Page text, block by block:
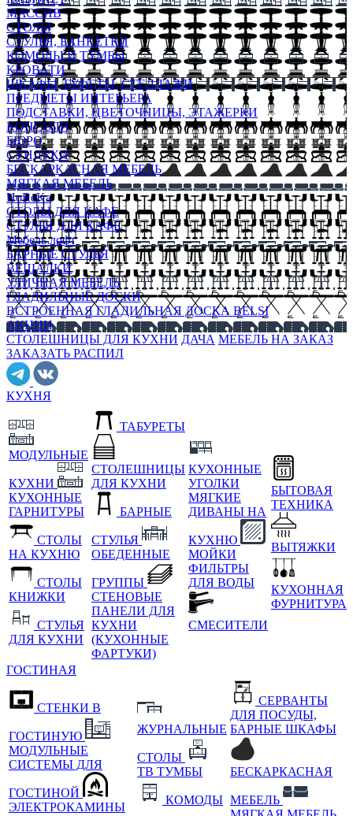
МАССИВ
СТОЛЫ
СТУЛЬЯ, БАНКЕТКИ
КОМОДЫ И ТУМБЫ
КРОВАТИ
ШКАФЫ, БУФЕТЫ, СТЕЛЛАЖИ
ПРЕДМЕТЫ ИНТЕРЬЕРА
ПОДСТАВКИ, ЦВЕТОЧНИЦЫ, ЭТАЖЕРКИ
КОНСОЛИ
БЮРО
СУНДУКИ
БЕСКАРКАСНАЯ МЕБЕЛЬ
МЯГКАЯ МЕБЕЛЬ
HoReKa
СТОЛЫ ДЛЯ КАФЕ
СТУЛЬЯ ДЛЯ КАФЕ
Мебель лофт
БАРНЫЕ СТУЛЬЯ
ВЕШАЛКИ
УЛИЧНАЯ МЕБЕЛЬ
ГЛАДИЛЬНЫЕ ДОСКИ
ВСТРОЕННАЯ ГЛАДИЛЬНАЯ ДОСКА BELSI
АКЦИИ
СТОЛЕШНИЦЫ ДЛЯ КУХНИ ДАЧА МЕБЕЛЬ НА ЗАКАЗ
ЗАКАЗАТЬ РАСПИЛ
КУХНЯ
МОДУЛЬНЫЕ
КУХНИ
КУХОННЫЕ
ГАРНИТУРЫ
СТОЛЫ
НА КУХНЮ
СТОЛЫ
КНИЖКИ
СТУЛЬЯ
ДЛЯ КУХНИ
ТАБУРЕТЫ
СТОЛЕШНИЦЫ
ДЛЯ КУХНИ
БАРНЫЕ
СТУЛЬЯ
ОБЕДЕННЫЕ
ГРУППЫ
СТЕНОВЫЕ
ПАНЕЛИ ДЛЯ
КУХНИ
(КУХОННЫЕ
ФАРТУКИ)
КУХОННЫЕ
УГОЛКИ
МЯГКИЕ
ДИВАНЫ НА
КУХНЮ
МОЙКИ
ФИЛЬТРЫ
ДЛЯ ВОДЫ
СМЕСИТЕЛИ
БЫТОВАЯ
ТЕХНИКА
ВЫТЯЖКИ
КУХОННАЯ
ФУРНИТУРА
ГОСТИНАЯ
СТЕНКИ В
ГОСТИНУЮ
МОДУЛЬНЫЕ
СИСТЕМЫ ДЛЯ
ГОСТИНОЙ
ЭЛЕКТРОКАМИНЫ
ЖУРНАЛЬНЫЕ
СТОЛЫ
ТВ ТУМБЫ
КОМОДЫ
СЕРВАНТЫ
ДЛЯ ПОСУДЫ,
БАРНЫЕ ШКАФЫ
БЕСКАРКАСНАЯ
МЕБЕЛЬ